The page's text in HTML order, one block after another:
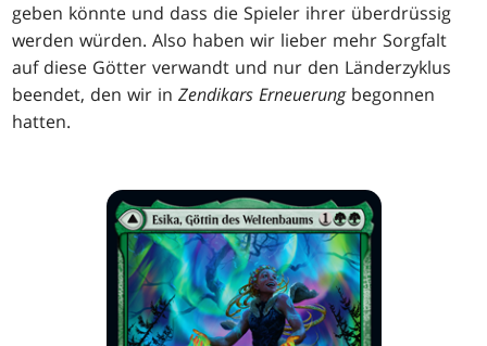
geben könnte und dass die Spieler ihrer überdrüssig
werden würden. Also haben wir lieber mehr Sorgfalt
auf diese Götter verwandt und nur den Länderzyklus
beendet, den wir inZendikars Erneuerungbegonnen
hatten.